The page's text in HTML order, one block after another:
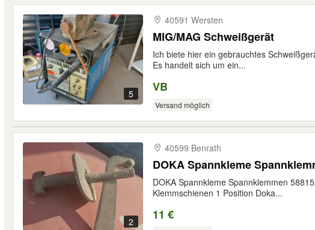
5
40591 Wersten
MIG/MAG Schweißgerät
Ich biete hier ein gebrauchtes
Es handelt sich um ein...
VB
Versand möglich
2
40599 Benrath
DOKA Spannkleme
DOKA Spannkleme Spannklemmen
Klemmschienen 1 Position Doka...
11 €